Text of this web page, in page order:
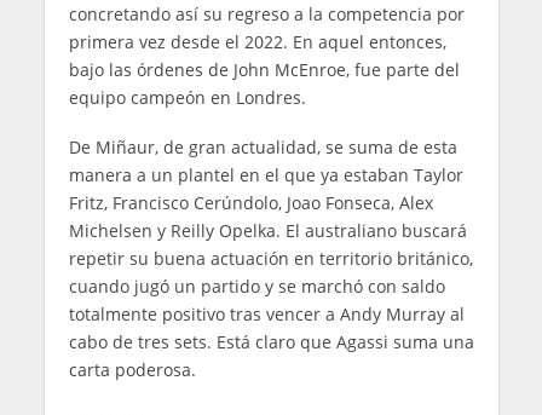
concretando así su regreso a la competencia por
primera vez desde el 2022. En aquel entonces,
bajo las órdenes de John McEnroe, fue parte del
equipo campeón en Londres.
De Miñaur, de gran actualidad, se suma de esta
manera a un plantel en el que ya estaban Taylor
Fritz, Francisco Cerúndolo, Joao Fonseca, Alex
Michelsen y Reilly Opelka. El australiano buscará
repetir su buena actuación en territorio británico,
cuando jugó un partido y se marchó con saldo
totalmente positivo tras vencer a Andy Murray al
cabo de tres sets. Está claro que Agassi suma una
carta poderosa.